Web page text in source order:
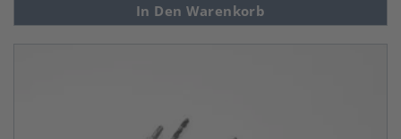
In Den Warenkorb